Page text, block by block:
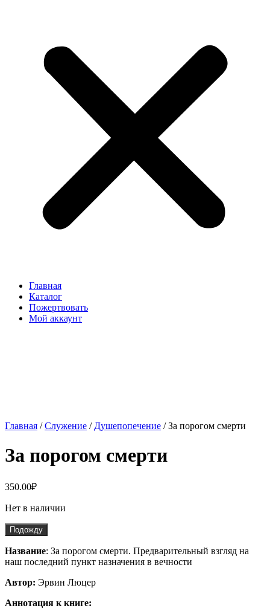
Главная
Каталог
Пожертвовать
Мой аккаунт
Главная /Служение / Душепопечение / За порогом смерти
За порогом смерти
350.00₽
Нет в наличии
Подожду
Название: За порогом смерти. Предварительный взгляд на
наш последний пункт назначения в вечности
Автор: Эрвин Люцер
Аннотация к книге: